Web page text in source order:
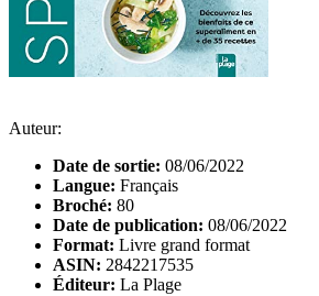
Auteur:
Date de sortie: 08/06/2022
Langue: Français
Broché: 80
Date de publication: 08/06/2022
Format: Livre grand format
ASIN: 2842217535
Éditeur: La Plage